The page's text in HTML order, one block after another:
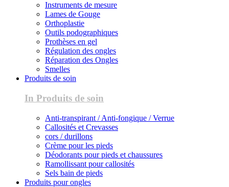
Instruments de mesure
Lames de Gouge
Orthoplastie
Outils podographiques
Prothèses en gel
Régulation des ongles
Réparation des Ongles
Smelles
Produits de soin
In Produits de soin
Anti-transpirant / Anti-fongique / Verrue
Callosités et Crevasses
cors / durillons
Crème pour les pieds
Déodorants pour pieds et chaussures
Ramollissant pour callosités
Sels bain de pieds
Produits pour ongles